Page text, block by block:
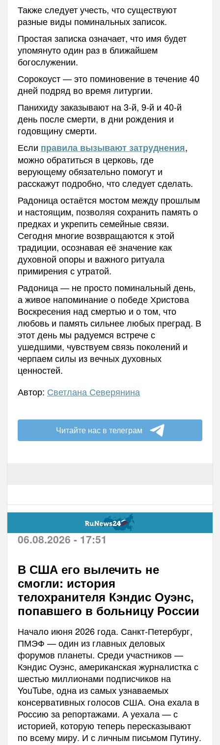
Также следует учесть, что существуют
разные виды поминальных записок.
Простая записка означает, что имя будет
упомянуто один раз в ближайшем
богослужении.
Сорокоуст — это поминовение в течение 40
дней подряд во время литургии.
Панихиду заказывают на 3-й, 9-й и 40-й
день после смерти, в дни рождения и
годовщину смерти.
Если правила вызывают затруднения,
можно обратиться в церковь, где
верующему обязательно помогут и
расскажут подробно, что следует сделать.
Радоница остаётся мостом между прошлым
и настоящим, позволяя сохранить память о
предках и укрепить семейные связи.
Сегодня многие возвращаются к этой
традиции, осознавая её значение как
духовной опоры и важного ритуала
примирения с утратой.
Радоница — не просто поминальный день,
а живое напоминание о победе Христова
Воскресения над смертью и о том, что
любовь и память сильнее любых преград. В
этот день мы радуемся встрече с
ушедшими, чувствуем связь поколений и
черпаем силы из вечных духовных
ценностей.
Автор: Светлана Северянина
Читайте нас в телеграм
06.08.2026 - 17:51
В США его вылечить не
смогли: история
телохранителя Кэндис Оуэнс,
попавшего в больницу России
Начало июня 2026 года. Санкт-Петербург,
ПМЭФ — один из главных деловых
форумов планеты. Среди участников —
Кэндис Оуэнс, американская журналистка с
шестью миллионами подписчиков на
YouTube, одна из самых узнаваемых
консервативных голосов США. Она ехала в
Россию за репортажами. А уехала — с
историей, которую теперь пересказывают
по всему миру. И с личным письмом Путину.